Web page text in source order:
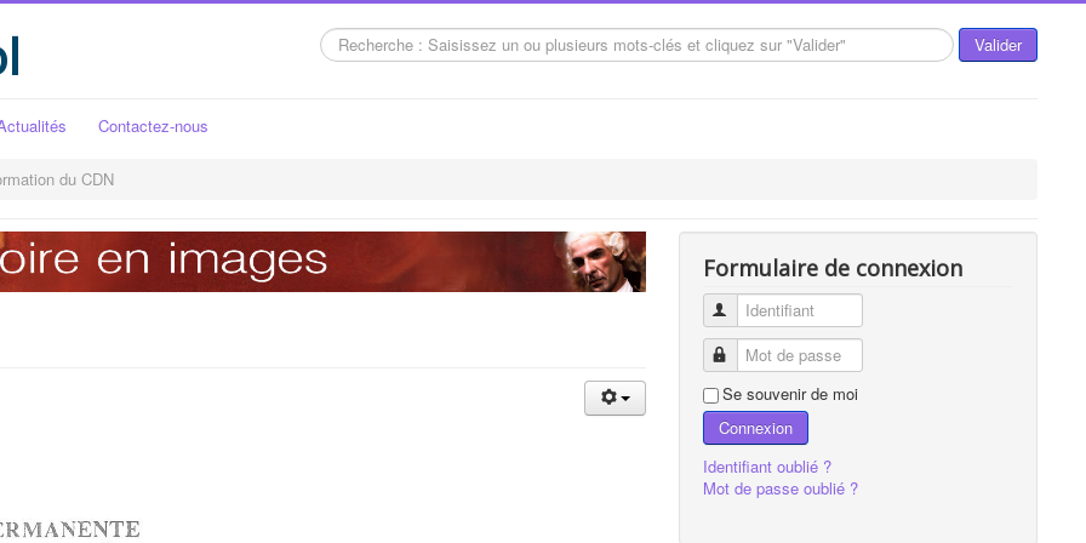
Rechercher Valider
Contactez-nous
du CDN
Formulaire de connexion
Identifiant
Mot de passe
Se souvenir de moi
Connexion
Identifiant oublié ?
Mot de passe oublié ?